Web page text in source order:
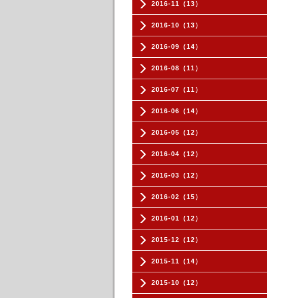
2016-11（13）
2016-10（13）
2016-09（14）
2016-08（11）
2016-07（11）
2016-06（14）
2016-05（12）
2016-04（12）
2016-03（12）
2016-02（15）
2016-01（12）
2015-12（12）
2015-11（14）
2015-10（12）